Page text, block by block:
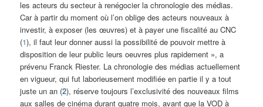
les acteurs du secteur à renégocier la chronologie des médias.
Car à partir du moment où l’on oblige des acteurs nouveaux à
investir, à exposer (les œuvres) et à payer une fiscalité au CNC
(1), il faut leur donner aussi la possibilité de pouvoir mettre à
disposition de leur public leurs oeuvres plus rapidement », a
prévenu Franck Riester. La chronologie des médias actuellement
en vigueur, qui fut laborieusement modifiée en partie il y a tout
juste un an (2), réserve toujours l’exclusivité des nouveaux films
aux salles de cinéma durant quatre mois, avant que la VOD à